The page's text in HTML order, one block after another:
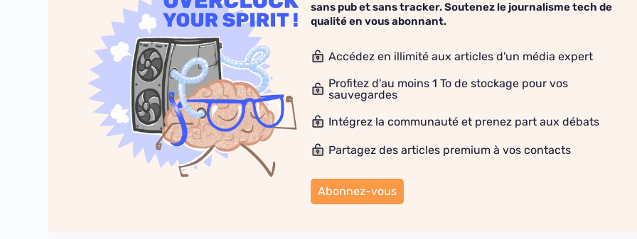
sans pub et sans tracker. Soutenez le journalisme tech de
qualité en vous abonnant.
Accédez en illimité aux articles d'un média expert
Profitez d'au moins 1 To de stockage pour vos
sauvegardes
Intégrez la communauté et prenez part aux débats
Partagez des articles premium à vos contacts
Abonnez-vous